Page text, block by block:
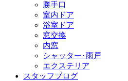
勝手口
室内ドア
浴室ドア
窓交換
内窓
シャッター･雨戸
エクステリア
スタッフブログ